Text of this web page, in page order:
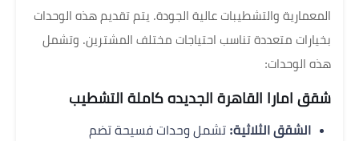
المعمارية والتشطيبات عالية الجودة. يتم تقديم هذه الوحدات
بخيارات متعددة تناسب احتياجات مختلف المشترين. وتشمل
هذه الوحدات:
شقق امارا القاهرة الجديده كاملة التشطيب
الشقق الثلاثية: تشمل وحدات فسيحة تضم